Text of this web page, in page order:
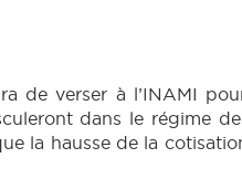
de verser à l’INAMI
dans le régime
la hausse de la